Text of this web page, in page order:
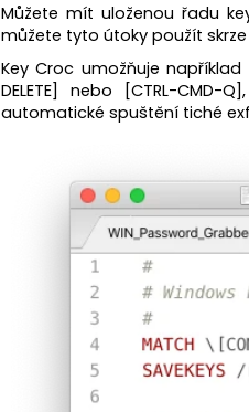
Můžete mít uloženou řadu
můžete tyto útoky použít
Key Croc umožňuje
DELETE] nebo [CTRL-
automatické spuštění tiché